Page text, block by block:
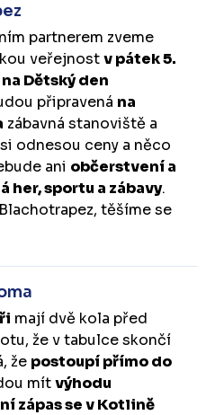
partnerem zveme
veřejnostv pátek 5.
Dětský den
připravená na
zábavná stanoviště a
odnesou ceny a něco
ani občerstvení a
her, sportu a zábavy.
těšíme se
mají dvě kola před
že v tabulce skončí
že postoupí přímo do
mítvýhodu
zápas se v Kotlině